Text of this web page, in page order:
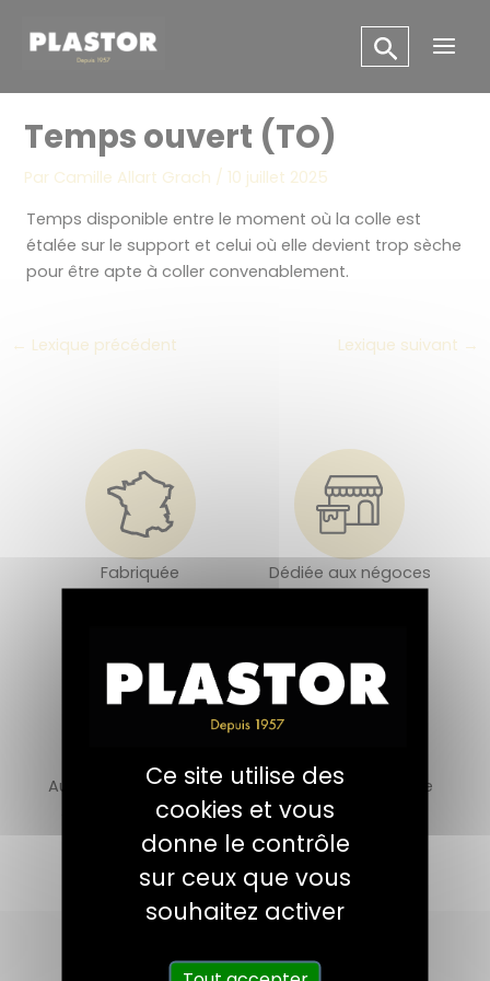
Main
Temps ouvert (TO)
Par Camille Allart Grach /10 juillet 2025
Temps disponible entre le moment où la colle est
étalée sur le support et celui où elle devient trop sèche
pour être apte à coller convenablement.
← Lexique précédent Lexique suivant →
Fabriquée
Au service des artisans
spécialiste du bois
Dédiée aux négoces
Une offre qui valorise
la beauté du bois
Ce site utilise des
cookies et vous
donne le contrôle
sur ceux que vous
souhaitez activer